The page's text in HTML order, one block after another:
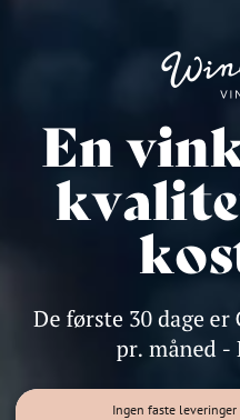
Ingen faste leveringer